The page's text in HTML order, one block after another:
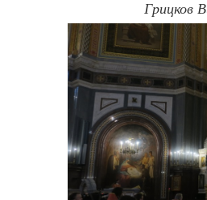
Грицков